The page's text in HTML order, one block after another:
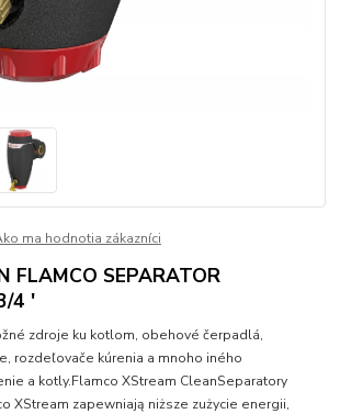
ma hodnotia zákazníci
FLAMCO SEPARATOR
4 '
zdroje ku kotlom, obehové čerpadlá,
rozdeľovače kúrenia a mnoho iného
a kotly.Flamco XStream CleanSeparatory
XStream zapewniają niższe zużycie energii,